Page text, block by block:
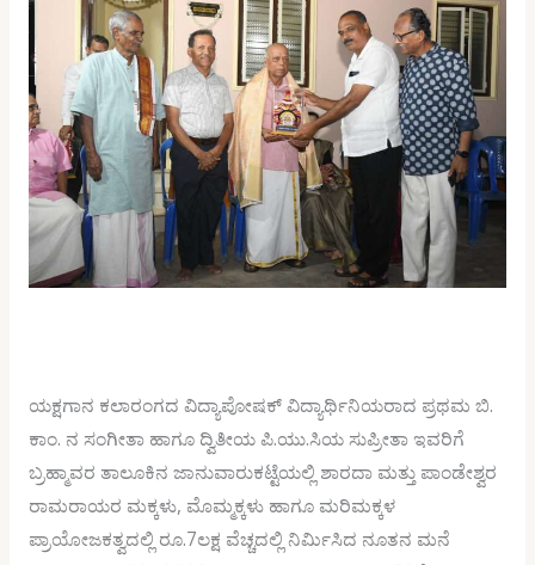
ಯಕ್ಷಗಾನ ಕಲಾರಂಗದ ವಿದ್ಯಾಪೋಷಕ್ ವಿದ್ಯಾರ್ಥಿನಿಯರಾದ ಪ್ರಥಮ ಬಿ.
ಕಾಂ. ನ ಸಂಗೀತಾ ಹಾಗೂ ದ್ವಿತೀಯ ಪಿ.ಯು.ಸಿಯ ಸುಪ್ರೀತಾ ಇವರಿಗೆ
ಬ್ರಹ್ಮಾವರ ತಾಲೂಕಿನ ಜಾನುವಾರುಕಟ್ಟೆಯಲ್ಲಿ ಶಾರದಾ ಮತ್ತು ಪಾಂಡೇಶ್ವರ
ರಾಮರಾಯರ ಮಕ್ಕಳು, ಮೊಮ್ಮಕ್ಕಳು ಹಾಗೂ ಮರಿಮಕ್ಕಳ
ಪ್ರಾಯೋಜಕತ್ವದಲ್ಲಿ ರೂ.7ಲಕ್ಷ ವೆಚ್ಚದಲ್ಲಿ ನಿರ್ಮಿಸಿದ ನೂತನ ಮನೆ